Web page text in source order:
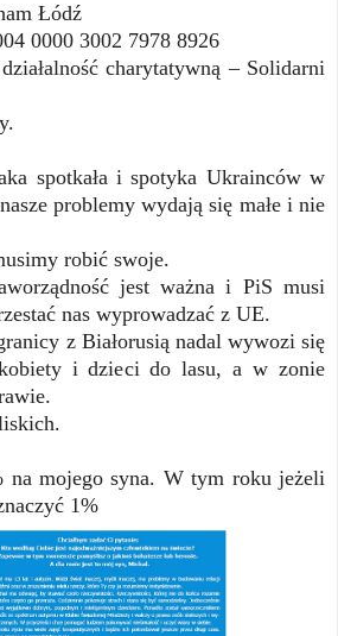
Łódź
0000 3002 7978 8926
charytatywną – Solidarni
spotkała i spotyka Ukrainców w
problemy wydają się małe i nie
robić swoje.
jest ważna i PiS musi
nas wyprowadzać z UE.
z Białorusią nadal wywozi się
i dzieci do lasu, a w zonie
na mojego syna. W tym roku jeżeli
1%